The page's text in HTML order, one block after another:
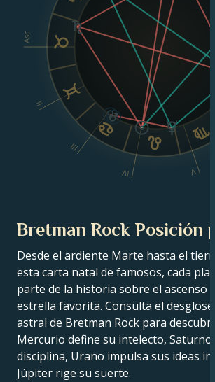
Asc
II
III
IV V
Bretman Rock Posición
Desde el ardiente Marte hasta el
esta carta natal de famosos, cada
parte de la historia sobre el ascenso a
estrella favorita. Consulta el desglose
astral de Bretman Rock para
Mercurio define su intelecto, Saturno
disciplina, Urano impulsa sus ideas
Júpiter rige su suerte.